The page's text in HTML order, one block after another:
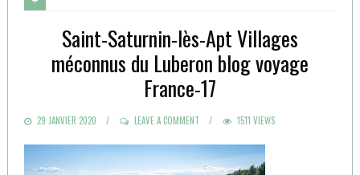
Saint-Saturnin-lès-Apt Villages
méconnus du Luberon blog voyage
France-17
POSTED
29 JANVIER 2020 LEAVE A COMMENT 1511 VIEWS